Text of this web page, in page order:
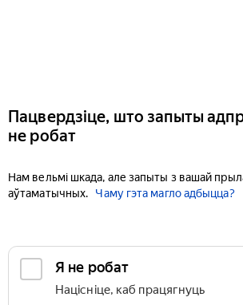
Пацвердзіце, што запыты
не робат
Нам вельмі шкада, але запыты з вашай
аўтаматычных.
Чаму гэта магло адбыцца?
Я не робат
Націсніце, каб працягнуць